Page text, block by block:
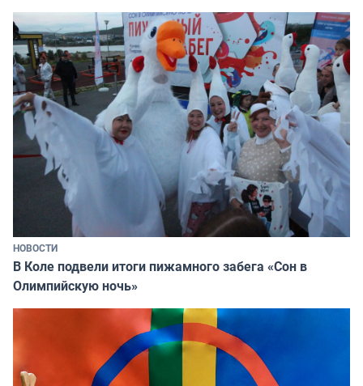
НОВОСТИ
В Коле подвели итоги пижамного забега «Сон в
Олимпийскую ночь»